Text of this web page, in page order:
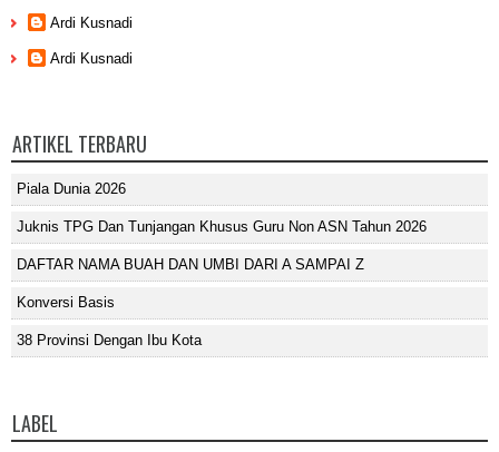
Ardi Kusnadi
Ardi Kusnadi
ARTIKEL TERBARU
Piala Dunia 2026
Juknis TPG Dan Tunjangan Khusus Guru Non ASN Tahun 2026
DAFTAR NAMA BUAH DAN UMBI DARI A SAMPAI Z
Konversi Basis
38 Provinsi Dengan Ibu Kota
LABEL